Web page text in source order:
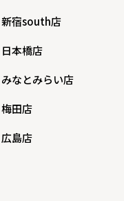
新宿south店
日本橋店
みなとみらい店
梅田店
広島店